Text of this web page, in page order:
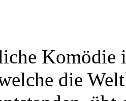
Komödie
die